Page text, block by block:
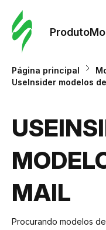
Produto
Página principal
UseInsider modelos
MAIL
Procurando modelos